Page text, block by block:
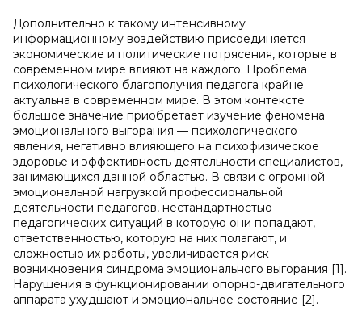
Дополнительно к такому интенсивному
информационному воздействию присоединяется
экономические и политические потрясения, которые в
современном мире влияют на каждого. Проблема
психологического благополучия педагога крайне
актуальна в современном мире. В этом контексте
большое значение приобретает изучение феномена
эмоционального выгорания — психологического
явления, негативно влияющего на психофизическое
здоровье и эффективность деятельности специалистов,
занимающихся данной областью. В связи с огромной
эмоциональной нагрузкой профессиональной
деятельности педагогов, нестандартностью
педагогических ситуаций в которую они попадают,
ответственностью, которую на них полагают, и
сложностью их работы, увеличивается риск
возникновения синдрома эмоционального выгорания [1].
Нарушения в функционировании опорно-двигательного
аппарата ухудшают и эмоциональное состояние [2].